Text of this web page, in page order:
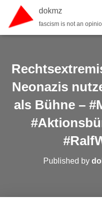
dokmz
fascism is not an
Neonazis
als Bühne –
Published by